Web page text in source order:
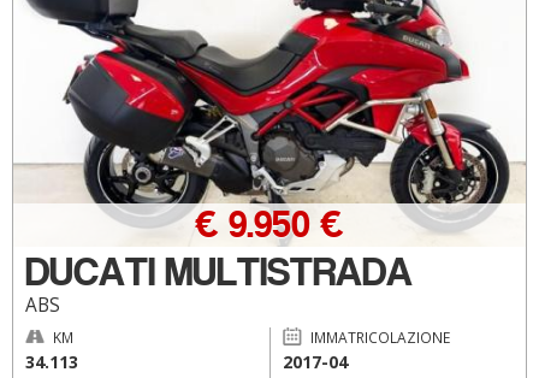
DUCATI MULTISTRADA
ABS
€ 9.950 €
KM
34.113
IMMATRICOLAZIONE
2017-04